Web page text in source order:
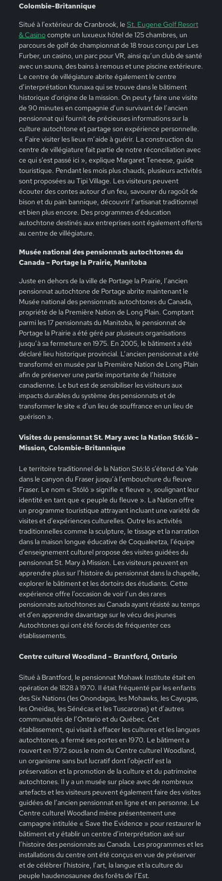
Colombie-Britannique
Situé à l’extérieur de Cranbrook, le St. Eugene Golf Resort
& Casinocompte un luxueux hôtel de 125 chambres, un
parcours de golf de championnat de 18 trous conçu par Les
Furber, un casino, un parc pour VR, ainsi qu’un club de santé
avec un sauna, des bains à remous et une piscine extérieure.
Le centre de villégiature abrite également le centre
d’interprétation Ktunaxa qui se trouve dans le bâtiment
historique d’origine de la mission. On peut y faire une visite
de 90 minutes en compagnie d’un survivant de l’ancien
pensionnat qui fournit de précieuses informations sur la
culture autochtone et partage son expérience personnelle.
« Faire visiter les lieux m’aide à guérir. La construction du
centre de villégiature fait partie de notre réconciliation avec
ce qui s’est passé ici », explique Margaret Teneese, guide
touristique. Pendant les mois plus chauds, plusieurs activités
sont proposées au Tipi Village. Les visiteurs peuvent
écouter des contes autour d’un feu, savourer du ragoût de
bison et du pain bannique, découvrir l’artisanat traditionnel
et bien plus encore. Des programmes d’éducation
autochtone destinés aux entreprises sont également offerts
au centre de villégiature.
Musée national des pensionnats autochtones du
Canada – Portage la Prairie, Manitoba
Juste en dehors de la ville de Portage la Prairie, l’ancien
pensionnat autochtone de Portage abrite maintenant le
Musée national des pensionnats autochtones du Canada,
propriété de la Première Nation de Long Plain. Comptant
parmi les 17 pensionnats du Manitoba, le pensionnat de
Portage la Prairie a été géré par plusieurs organisations
jusqu’à sa fermeture en 1975. En 2005, le bâtiment a été
déclaré lieu historique provincial. L’ancien pensionnat a été
transformé en musée par la Première Nation de Long Plain
afin de préserver une partie importante de l’histoire
canadienne. Le but est de sensibiliser les visiteurs aux
impacts durables du système des pensionnats et de
transformer le site « d’un lieu de souffrance en un lieu de
guérison ».
Visites du pensionnat St. Mary avec la Nation Stó:lō –
Mission, Colombie-Britannique
Le territoire traditionnel de la Nation Stó:lō s’étend de Yale
dans le canyon du Fraser jusqu’à l’embouchure du fleuve
Fraser. Le nom « Stólō » signifie « fleuve », soulignant leur
identité en tant que « peuple du fleuve ». La Nation offre
un programme touristique attrayant incluant une variété de
visites et d’expériences culturelles. Outre les activités
traditionnelles comme la sculpture, le tissage et la narration
dans la maison longue éducative de Coqualeetza, l’équipe
d’enseignement culturel propose des visites guidées du
pensionnat St. Mary à Mission. Les visiteurs peuvent en
apprendre plus sur l’histoire du pensionnat dans la chapelle,
explorer le bâtiment et les dortoirs des étudiants. Cette
expérience offre l’occasion de voir l’un des rares
pensionnats autochtones au Canada ayant résisté au temps
et d’en apprendre davantage sur le vécu des jeunes
Autochtones qui ont été forcés de fréquenter ces
établissements.
Centre culturel Woodland – Brantford, Ontario
Situé à Brantford, le pensionnat Mohawk Institute était en
opération de 1828 à 1970. Il était fréquenté par les enfants
des Six Nations (les Onondagas, les Mohawks, les Cayugas,
les Oneidas, les Sénécas et les Tuscaroras) et d’autres
communautés de l’Ontario et du Québec. Cet
établissement, qui visait à effacer les cultures et les langues
autochtones, a fermé ses portes en 1970. Le bâtiment a
rouvert en 1972 sous le nom du Centre culturel Woodland,
un organisme sans but lucratif dont l’objectif est la
préservation et la promotion de la culture et du patrimoine
autochtones. Il y a un musée sur place avec de nombreux
artefacts et les visiteurs peuvent également faire des visites
guidées de l’ancien pensionnat en ligne et en personne. Le
Centre culturel Woodland mène présentement une
campagne intitulée « Save the Evidence » pour restaurer le
bâtiment et y établir un centre d’interprétation axé sur
l’histoire des pensionnats au Canada. Les programmes et les
installations du centre ont été conçus en vue de préserver
et de célébrer l’histoire, l’art, la langue et la culture du
peuple haudenosaunee des forêts de l’Est.